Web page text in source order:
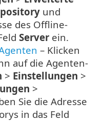
und
des Offline-
Server ein.
– Klicken
auf die Agenten-
> Einstellungen >
>
Sie die Adresse
in das Feld